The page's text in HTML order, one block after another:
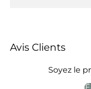
Avis Clients
Soyez le